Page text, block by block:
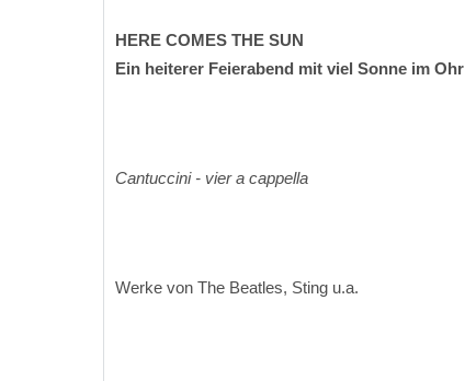
HERE COMES THE SUN
Ein heiterer Feierabend mit viel Sonne im Ohr
Cantuccini - vier a cappella
Werke von The Beatles, Sting u.a.